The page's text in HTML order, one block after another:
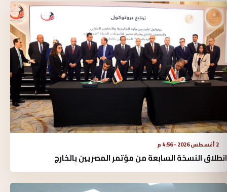
2 أغسطس 2026 - 4:56 م
انطلاق النسخة السابعة من مؤتمر المصريين بالخارج